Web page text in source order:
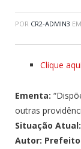
POR CR2-ADMIN3 EM
Clique
Ementa:
outras
Situação
Autor: Prefeito